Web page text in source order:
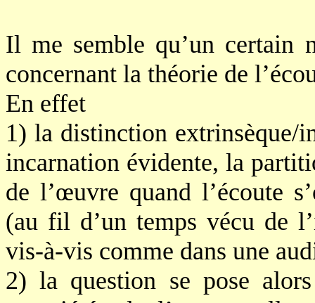
Il me semble qu’un certain
concernant la théorie de
En effet
1) la distinction extrinsèque/
incarnation évidente, la
de l’œuvre quand l’écoute
(au fil d’un temps vécu de
vis-à-vis comme dans une
2) la question se pose